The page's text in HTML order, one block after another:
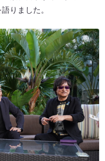
りました。